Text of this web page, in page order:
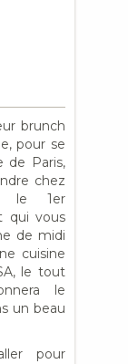
brunch
pour se
de Paris,
chez
le 1er
qui vous
de midi
cuisine
le tout
le
un beau
pour